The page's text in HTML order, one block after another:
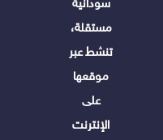
سودانية
مستقلة،
تنشط عبر
موقعها
على
الإنترنت